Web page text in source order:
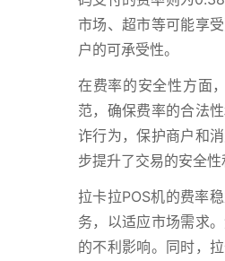
市场、超市等可能享
户的可承受性。
在费率的安全性方面
范，确保费率的合法
诈行为，保护商户和
步提升了交易的安全性
拉卡拉POS机的费率
务，以适应市场需求
的不利影响。同时，